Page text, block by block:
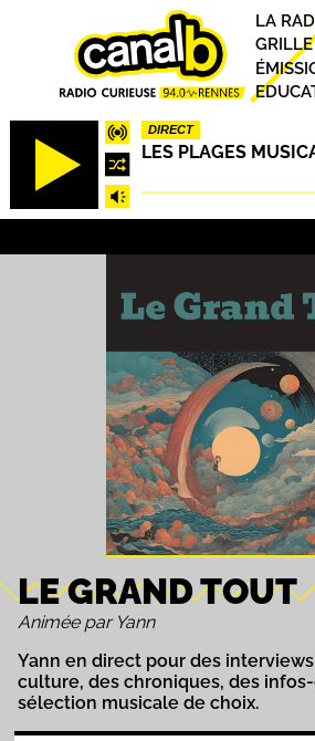
DIRECT
LES PLAGES
LA
LE GRAND TOUT
Animée par Yann
Yann en direct pour des
culture, des chroniques, des
sélection musicale de choix.